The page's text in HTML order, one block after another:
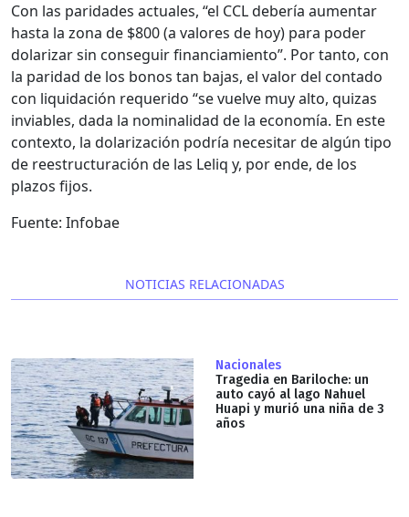
Con las paridades actuales, “el CCL debería aumentar
hasta la zona de $800 (a valores de hoy) para poder
dolarizar sin conseguir financiamiento”. Por tanto, con
la paridad de los bonos tan bajas, el valor del contado
con liquidación requerido “se vuelve muy alto, quizas
inviables, dada la nominalidad de la economía. En este
contexto, la dolarización podría necesitar de algún tipo
de reestructuración de las Leliq y, por ende, de los
plazos fijos.
Fuente: Infobae
NOTICIAS RELACIONADAS
Nacionales
Tragedia en Bariloche: un
auto cayó al lago Nahuel
Huapi y murió una niña de 3
años